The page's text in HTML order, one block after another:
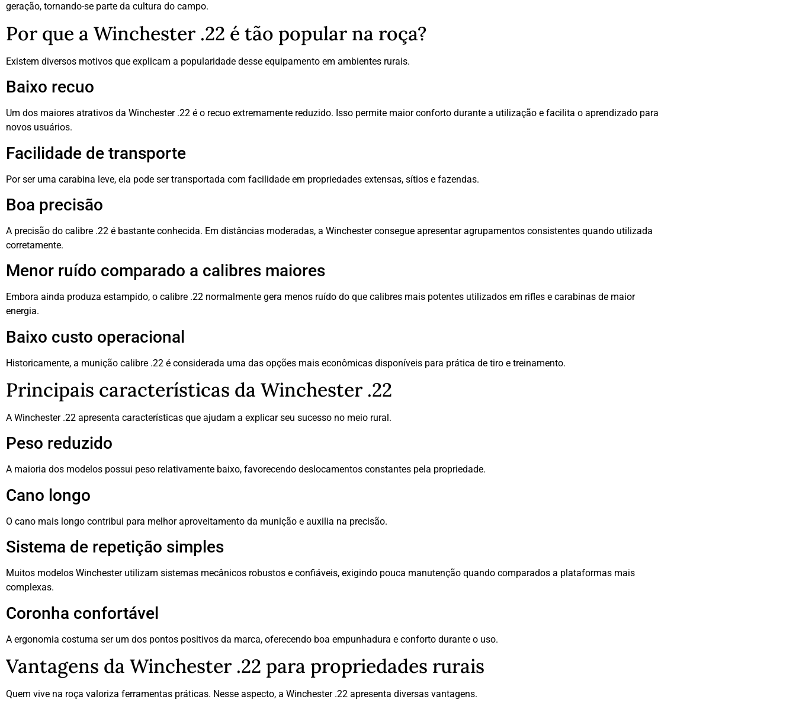
geração, tornando-se parte da cultura do campo.
Por que a Winchester .22 é tão popular na roça?
Existem diversos motivos que explicam a popularidade desse equipamento em ambientes rurais.
Baixo recuo
Um dos maiores atrativos da Winchester .22 é o recuo extremamente reduzido. Isso permite maior conforto durante a utilização e facilita o aprendizado para
novos usuários.
Facilidade de transporte
Por ser uma carabina leve, ela pode ser transportada com facilidade em propriedades extensas, sítios e fazendas.
Boa precisão
A precisão do calibre .22 é bastante conhecida. Em distâncias moderadas, a Winchester consegue apresentar agrupamentos consistentes quando utilizada
corretamente.
Menor ruído comparado a calibres maiores
Embora ainda produza estampido, o calibre .22 normalmente gera menos ruído do que calibres mais potentes utilizados em rifles e carabinas de maior
energia.
Baixo custo operacional
Historicamente, a munição calibre .22 é considerada uma das opções mais econômicas disponíveis para prática de tiro e treinamento.
Principais características da Winchester .22
A Winchester .22 apresenta características que ajudam a explicar seu sucesso no meio rural.
Peso reduzido
A maioria dos modelos possui peso relativamente baixo, favorecendo deslocamentos constantes pela propriedade.
Cano longo
O cano mais longo contribui para melhor aproveitamento da munição e auxilia na precisão.
Sistema de repetição simples
Muitos modelos Winchester utilizam sistemas mecânicos robustos e confiáveis, exigindo pouca manutenção quando comparados a plataformas mais
complexas.
Coronha confortável
A ergonomia costuma ser um dos pontos positivos da marca, oferecendo boa empunhadura e conforto durante o uso.
Vantagens da Winchester .22 para propriedades rurais
Quem vive na roça valoriza ferramentas práticas. Nesse aspecto, a Winchester .22 apresenta diversas vantagens.